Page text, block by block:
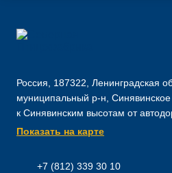
Россия, 187322, Ленинградская
муниципальный р-н,
к Синявинским высотам от
Показать на карте
+7 (812) 339 30 10